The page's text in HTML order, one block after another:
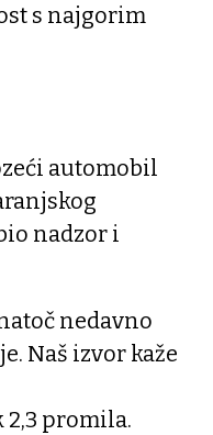
s najgorim
automobil
nadzor i
nedavno
Naš izvor kaže
promila.